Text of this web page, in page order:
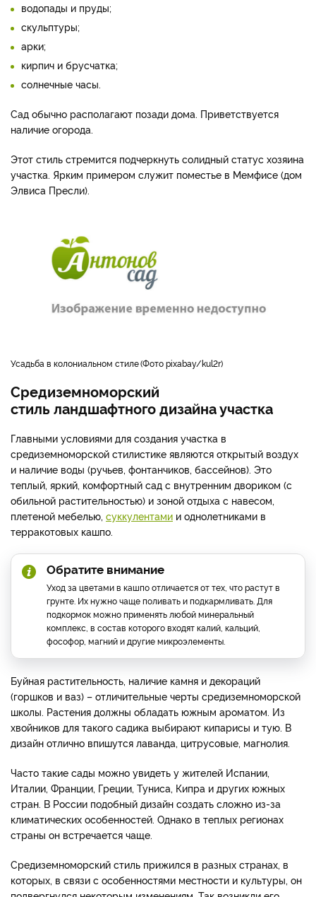
водопады и пруды;
скульптуры;
арки;
кирпич и брусчатка;
солнечные часы.
Сад обычно располагают позади дома. Приветствуется
наличие огорода.
Этот стиль стремится подчеркнуть солидный статус хозяина
участка. Ярким примером служит поместье в Мемфисе (дом
Элвиса Пресли).
усадьба в колониальном стиле Фото pixabay/kul2r
Средиземноморский
стиль ландшафтного дизайна участка
Главными условиями для создания участка в
средиземноморской стилистике являются открытый воздух
и наличие воды (ручьев, фонтанчиков, бассейнов). Это
теплый, яркий, комфортный сад с внутренним двориком (с
обильной растительностью) и зоной отдыха с навесом,
плетеной мебелью, суккулентами и однолетниками в
терракотовых кашпо.
Обратите внимание
Уход за цветами в кашпо отличается от тех, что растут в
грунте. Их нужно чаще поливать и подкармливать. Для
подкормок можно применять любой минеральный
комплекс, в состав которого входят калий, кальций,
фософор, магний и другие микроэлементы.
Буйная растительность, наличие камня и декораций
(горшков и ваз) – отличительные черты средиземноморской
школы. Растения должны обладать южным ароматом. Из
хвойников для такого садика выбирают кипарисы и тую. В
дизайн отлично впишутся лаванда, цитрусовые, магнолия.
Часто такие сады можно увидеть у жителей Испании,
Италии, Франции, Греции, Туниса, Кипра и других южных
стран. В России подобный дизайн создать сложно из-за
климатических особенностей. Однако в теплых регионах
страны он встречается чаще.
Средиземноморский стиль прижился в разных странах, в
которых, в связи с особенностями местности и культуры, он